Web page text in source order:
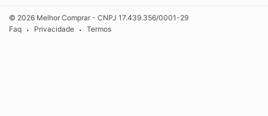
© 2026 Melhor Comprar - CNPJ 17.439.356/0001-29
Faq
• Privacidade • Termos